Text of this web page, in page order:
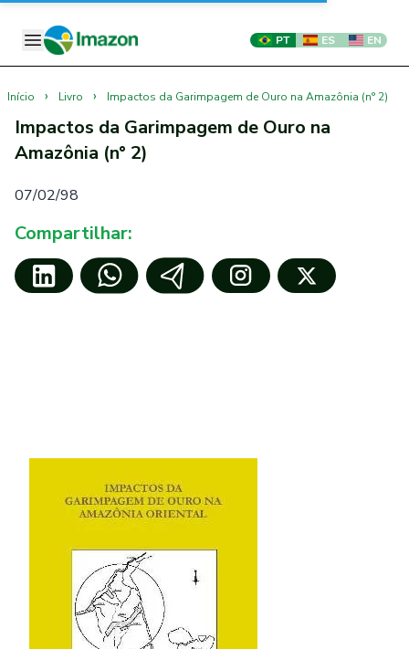
PT ES EN
Início › Livro › Impactos da Garimpagem de Ouro na Amazônia (n° 2)
Impactos da Garimpagem de Ouro na
Amazônia (n° 2)
07/02/98
Compartilhar: